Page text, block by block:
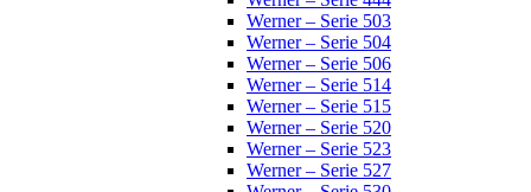
Werner – Serie 503
Werner – Serie 504
Werner – Serie 506
Werner – Serie 514
Werner – Serie 515
Werner – Serie 520
Werner – Serie 523
Werner – Serie 527